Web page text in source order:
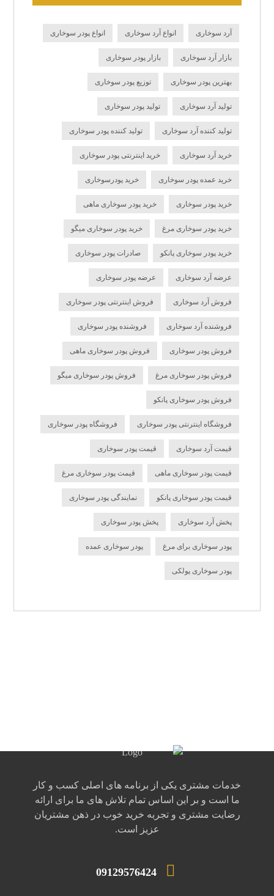
آرد سوخاری انواع آرد سوخاری انواع پودر سوخاری
بازار آرد سوخاری بازار پودر سوخاری
بهترین پودر سوخاری توزیع پودر سوخاری
تولید آرد سوخاری تولید پودر سوخاری
تولید کننده آرد سوخاری تولید کننده پودر سوخاری
خرید آرد سوخاری خرید اینترنتی پودر سوخاری
خرید عمده پودر سوخاری خرید پودرسوخاری
خرید پودر سوخاری خرید پودر سوخاری ماهی
خرید پودر سوخاری مرغ خرید پودر سوخاری میگو
خرید پودر سوخاری پانکو صادرات پودر سوخاری
عرضه آرد سوخاری عرضه پودر سوخاری
فروش آرد سوخاری فروش اینترنتی پودر سوخاری
فروشنده آرد سوخاری فروشنده پودر سوخاری
فروش پودر سوخاری فروش پودر سوخاری ماهی
فروش پودر سوخاری مرغ فروش پودر سوخاری میگو
فروش پودر سوخاری پانکو
فروشگاه اینترنتی پودر سوخاری فروشگاه پودر سوخاری
قیمت آرد سوخاری قیمت پودر سوخاری
قیمت پودر سوخاری ماهی قیمت پودر سوخاری مرغ
قیمت پودر سوخاری پانکو نمایندگی پودر سوخاری
پخش آرد سوخاری پخش پودر سوخاری
پودر سوخاری برای مرغ پودر سوخاری عمده
پودر سوخاری پولکی
خدمات مشتری یکی از برنامه های اصلی کسب و کار
ما است و بر این اساس تمام تلاش های ما برای ارائه
رضایت مشتری و تجربه خرید خوب در ذهن مشتریان
عزیز است.
09129576424